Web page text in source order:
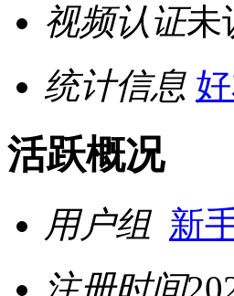
视频认证未
统计信息
活跃概况
用户组 新